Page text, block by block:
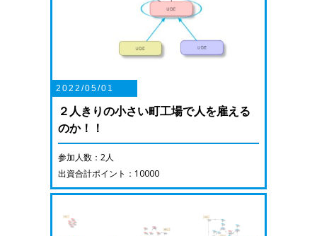
2022/05/01
２人きりの小さい町工場で人を雇える
のか！！
参加人数：2人
出資合計ポイント：10000